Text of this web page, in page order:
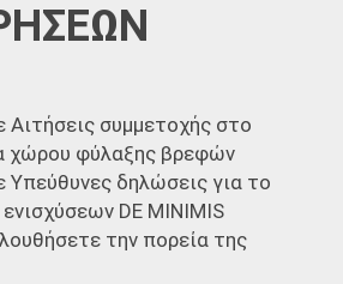
Αιτήσεις συμμετοχής στο
χώρου φύλαξης βρεφών
Υπεύθυνες δηλώσεις για το
DE MINIMIS
την πορεία της